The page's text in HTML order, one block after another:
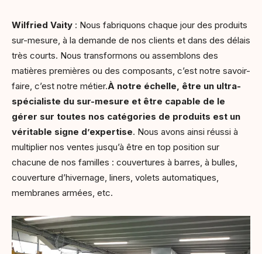
Wilfried Vaity : Nous fabriquons chaque jour des produits
sur-mesure, à la demande de nos clients et dans des délais
très courts. Nous transformons ou assemblons des
matières premières ou des composants, c’est notre savoir-
faire, c’est notre métier.À notre échelle, être un ultra-
spécialiste du sur-mesure et être capable de le
gérer sur toutes nos catégories de produits est un
véritable signe d’expertise. Nous avons ainsi réussi à
multiplier nos ventes jusqu’à être en top position sur
chacune de nos familles : couvertures à barres, à bulles,
couverture d’hivernage, liners, volets automatiques,
membranes armées, etc.